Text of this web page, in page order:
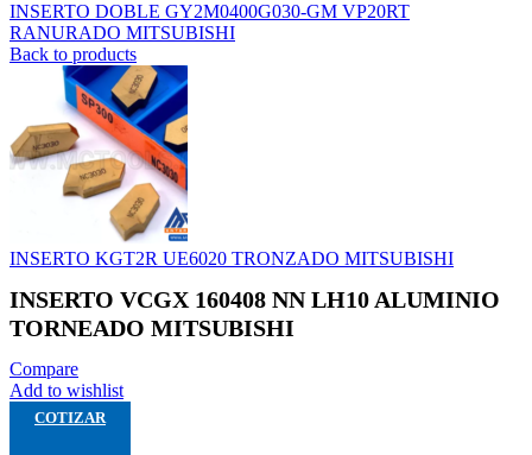
INSERTO DOBLE GY2M0400G030-GM VP20RT
RANURADO MITSUBISHI
Back to products
INSERTO KGT2R UE6020 TRONZADO MITSUBISHI
INSERTO VCGX 160408 NN LH10 ALUMINIO
TORNEADO MITSUBISHI
Compare
Add to wishlist
COTIZAR